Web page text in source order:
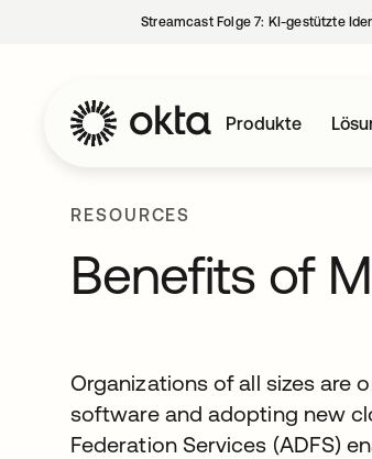
Streamcast Folge 7: KI-gestützte
Produkte
RESOURCES
Benefits of
Organizations of all sizes are
software and adopting new
Federation Services (ADFS)